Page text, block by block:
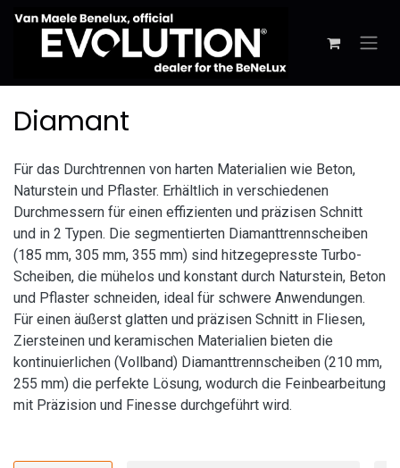
Diamant
Für das Durchtrennen von harten Materialien wie Beton,
Naturstein und Pflaster. Erhältlich in verschiedenen
Durchmessern für einen effizienten und präzisen Schnitt
und in 2 Typen. Die segmentierten Diamanttrennscheiben
(185 mm, 305 mm, 355 mm) sind hitzegepresste Turbo-
Scheiben, die mühelos und konstant durch Naturstein, Beton
und Pflaster schneiden, ideal für schwere Anwendungen.
Für einen äußerst glatten und präzisen Schnitt in Fliesen,
Ziersteinen und keramischen Materialien bieten die
kontinuierlichen (Vollband) Diamanttrennscheiben (210 mm,
255 mm) die perfekte Lösung, wodurch die Feinbearbeitung
mit Präzision und Finesse durchgeführt wird.